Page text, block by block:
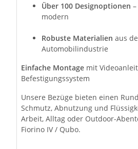
Über 100 Designoptionen
modern
Robuste Materialien aus
Automobilindustrie
Einfache Montage mit
Befestigungssystem
Unsere Bezüge bieten einen
Schmutz, Abnutzung und
Arbeit, Alltag oder Outdoor-
Fiorino IV / Qubo.